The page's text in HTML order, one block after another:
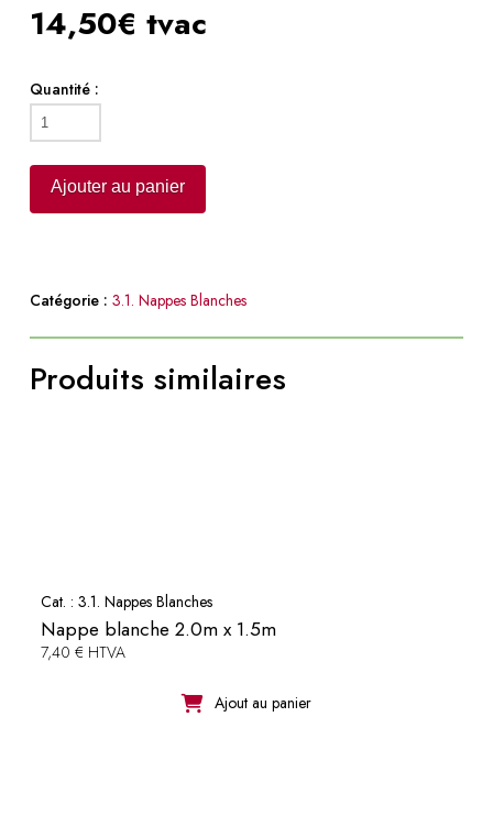
14,50€ tvac
Quantité :
quantité
de
Nappe
blanche
Ajouter au panier
Catégorie : 3.1. Nappes Blanches
Produits similaires
Cat. : 3.1. Nappes Blanches
Nappe blanche 2.0m x 1.5m
7,40 € HTVA
Ajout au panier